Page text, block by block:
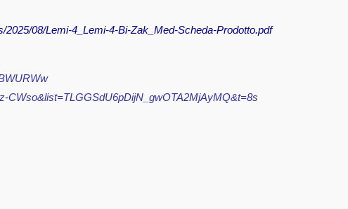
08/Lemi-4_Lemi-4-Bi-Zak_Med-Scheda-Prodotto.pdf
CWso&list=TLGGSdU6pDijN_gwOTA2MjAyMQ&t=8s